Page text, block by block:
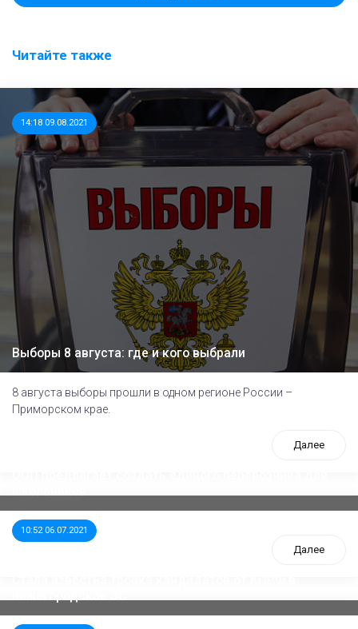
Читайте также
14:18 09.08.2021
Выборы 8 августа: где и кого выбрали
8 августа выборы прошли в одном регионе России –
Приморском крае.
Далее
10:52 06.07.2021
Далее